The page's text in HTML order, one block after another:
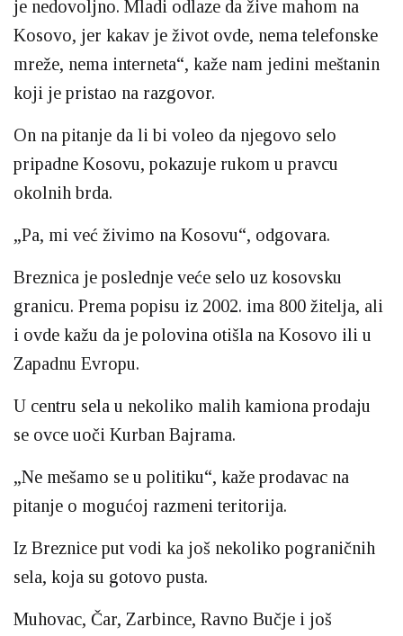
je nedovoljno. Mladi odlaze da žive mahom na
Kosovo, jer kakav je život ovde, nema telefonske
mreže, nema interneta“, kaže nam jedini meštanin
koji je pristao na razgovor.
On na pitanje da li bi voleo da njegovo selo
pripadne Kosovu, pokazuje rukom u pravcu
okolnih brda.
„Pa, mi već živimo na Kosovu“, odgovara.
Breznica je poslednje veće selo uz kosovsku
granicu. Prema popisu iz 2002. ima 800 žitelja, ali
i ovde kažu da je polovina otišla na Kosovo ili u
Zapadnu Evropu.
U centru sela u nekoliko malih kamiona prodaju
se ovce uoči Kurban Bajrama.
„Ne mešamo se u politiku“, kaže prodavac na
pitanje o mogućoj razmeni teritorija.
Iz Breznice put vodi ka još nekoliko pograničnih
sela, koja su gotovo pusta.
Muhovac, Čar, Zarbince, Ravno Bučje i još